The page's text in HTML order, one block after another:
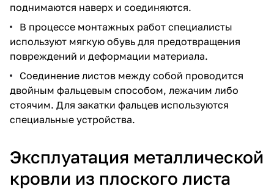
поднимаются наверх и соединяются.
В процессе монтажных работ специалисты
используют мягкую обувь для предотвращения
повреждений и деформации материала.
Соединение листов между собой проводится
двойным фальцевым способом, лежачим либо
стоячим. Для закатки фальцев используются
специальные устройства.
Эксплуатация металлической
кровли из плоского листа